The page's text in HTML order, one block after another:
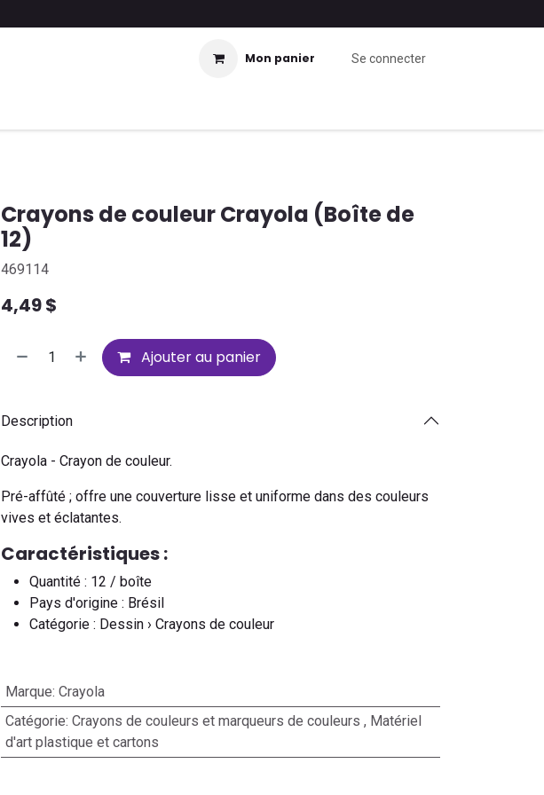
Mon panier Se connecter
Crayons de couleur Crayola (Boîte de
12)
469114
4,49$
Ajouter au panier
Description
Crayola - Crayon de couleur.
Pré-affûté ; offre une couverture lisse et uniforme dans des couleurs
vives et éclatantes.
Caractéristiques :
Quantité : 12 / boîte
Pays d'origine : Brésil
Catégorie : Dessin › Crayons de couleur
Marque: Crayola
Catégorie: Crayons de couleurs et marqueurs de couleurs , Matériel
d'art plastique et cartons